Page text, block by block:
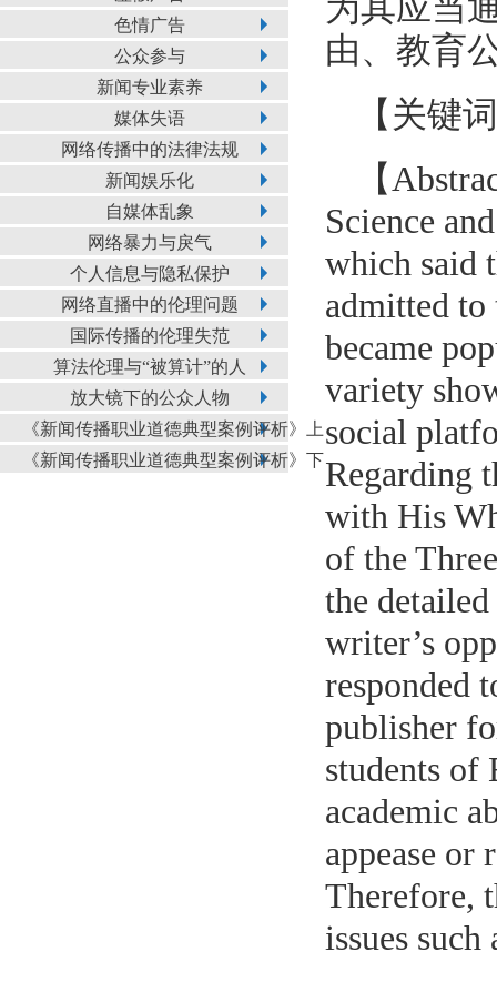
色情广告
公众参与
新闻专业素养
媒体失语
网络传播中的法律法规
新闻娱乐化
自媒体乱象
网络暴力与戾气
个人信息与隐私保护
网络直播中的伦理问题
国际传播的伦理失范
算法伦理与“被算计”的人
放大镜下的公众人物
《新闻传播职业道德典型案例评析》上
《新闻传播职业道德典型案例评析》下
为其应当
由、教育
【关键
【
Science
which said
admitted to
became
variety
social
Regarding
with His
of the
the
writer’s
responded
publisher
students of
academic
appease
Therefore,
issues